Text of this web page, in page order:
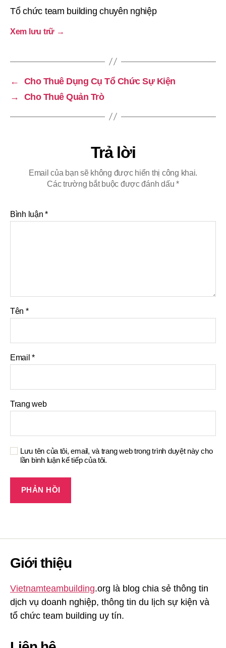
Tổ chức team building chuyên nghiệp
Xem lưu trữ →
←
Cho Thuê Dụng Cụ Tổ Chức Sự Kiện
→
Cho Thuê Quản Trò
Trả lời
Email của bạn sẽ không được hiển thị công khai.
Các trường bắt buộc được đánh dấu*
Bình luận*
Tên *
Email*
Trang web
Lưu tên của tôi, email, và trang web trong trình duyệt này cho
lần bình luận kế tiếp của tôi.
Giới thiệu
Vietnamteambuilding.org là blog chia sẻ thông tin
dịch vụ doanh nghiệp, thông tin du lịch sự kiện và
tổ chức team building uy tín.